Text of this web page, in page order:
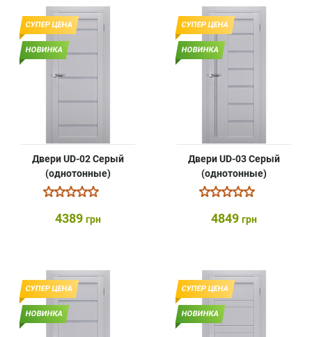
СУПЕР ЦЕНА
НОВИНКА
Двери UD-02 Серый
(однотонные)
4389 грн
СУПЕР ЦЕНА
НОВИНКА
Двери UD-03 Серый
(однотонные)
4849 грн
СУПЕР ЦЕНА
НОВИНКА
СУПЕР ЦЕНА
НОВИНКА